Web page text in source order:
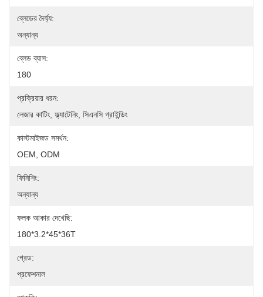
ব্লেডের দৈর্ঘ্য:
অন্যান্য
ব্লেড ব্যাস:
180
প্রক্রিয়ার ধরন:
লেজার কাটিং, ফ্ল্যাটেনিং, সিএনসি গ্রাইন্ডিং
কাস্টমাইজড সমর্থন:
OEM, ODM
ফিনিশিং:
অন্যান্য
ফলক আকার দেখেছি:
180*3.2*45*36T
গ্রেড:
প্রফেশনাল